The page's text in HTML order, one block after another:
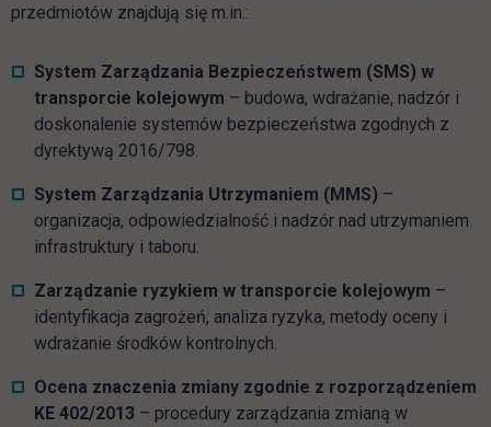
przedmiotów znajdują się m.in.:
System Zarządzania Bezpieczeństwem (SMS) w
transporcie kolejowym – budowa, wdrażanie, nadzór i
doskonalenie systemów bezpieczeństwa zgodnych z
dyrektywą 2016/798.
System Zarządzania Utrzymaniem (MMS) –
organizacja, odpowiedzialność i nadzór nad utrzymaniem
infrastruktury i taboru.
Zarządzanie ryzykiem w transporcie kolejowym –
identyfikacja zagrożeń, analiza ryzyka, metody oceny i
wdrażanie środków kontrolnych.
Ocena znaczenia zmiany zgodnie z rozporządzeniem
KE 402/2013 – procedury zarządzania zmianą w